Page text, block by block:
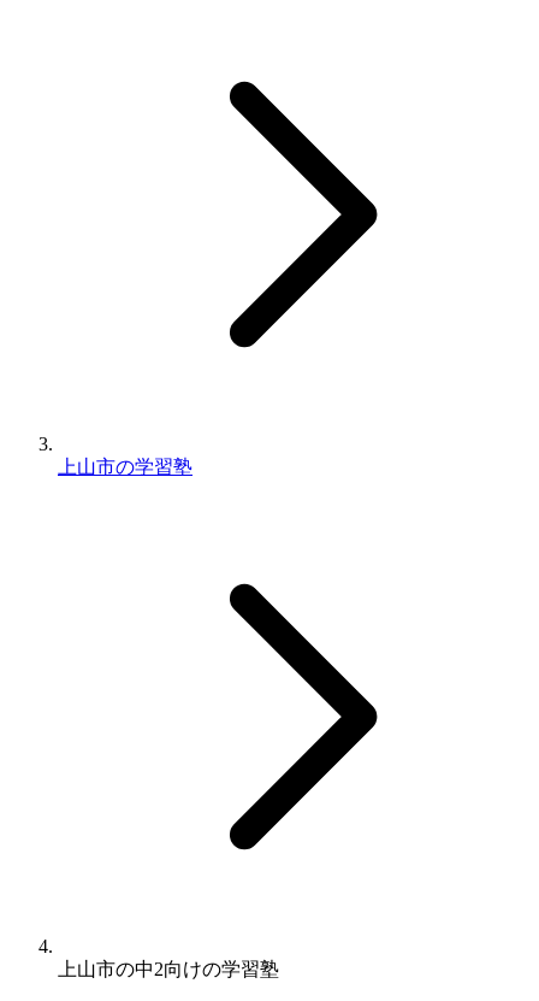
上山市の学習塾
上山市の中2向けの学習塾